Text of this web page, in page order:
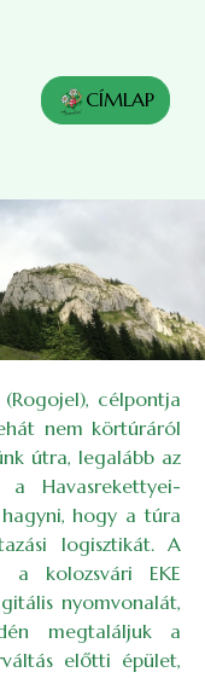
CÍMLAP
célpontja
nem körtúráról
útra, legalább az
Havasrekettyei-
hagyni, hogy a túra
logisztikát. A
a kolozsvári EKE
nyomvonalát,
megtaláljuk a
előtti épület,